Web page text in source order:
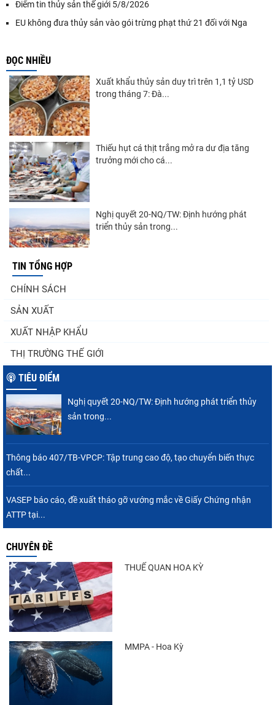
Điểm tin thủy sản thế giới 5/8/2026
EU không đưa thủy sản vào gói trừng phạt thứ 21 đối với Nga
ĐỌC NHIỀU
Xuất khẩu thủy sản duy trì trên 1,1 tỷ USD
trong tháng 7: Đà...
Thiếu hụt cá thịt trắng mở ra dư địa tăng
trưởng mới cho cá...
Nghị quyết 20-NQ/TW: Định hướng phát
triển thủy sản trong...
Thuế Mục 301 và bài toán thích ứng của
tôm Việt tại thị...
VASEP chào đón Công ty Cổ phần Thương
Trung Quốc tăng mạnh nhập khẩu mực,
Điểm tin thủy sản thế giới ngày 3/8/2026
TIN TỔNG HỢP
CHÍNH SÁCH
SẢN XUẤT
XUẤT NHẬP KHẨU
THỊ TRƯỜNG THẾ GIỚI
TIÊU ĐIỂM
Nghị quyết 20-NQ/TW: Định hướng phát triển thủy
sản trong...
Thông báo 407/TB-VPCP: Tập trung cao độ, tạo chuyển biến thực
chất...
VASEP báo cáo, đề xuất tháo gỡ vướng mắc về Giấy Chứng nhận
ATTP tại...
CHUYÊN ĐỀ
THUẾ QUAN HOA KỲ
MMPA - Hoa Kỳ